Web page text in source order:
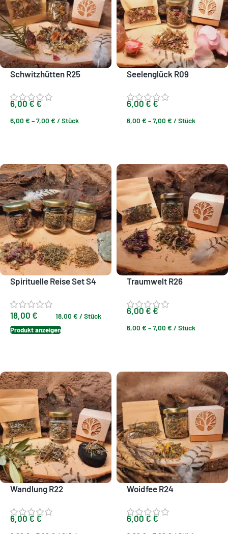
Schwitzhütten R25
6,00€ €
6,00 € –7,00 € /Stück
Seelenglück R09
6,00€ €
6,00 € –7,00 € /Stück
Spirituelle Reise Set S4
18,00 € 18,00 € /Stück
Produkt anzeigen
Traumwelt R26
6,00€ €
6,00 € –7,00 € /Stück
Wandlung R22
6,00€ €
Woidfee R24
6,00€ €